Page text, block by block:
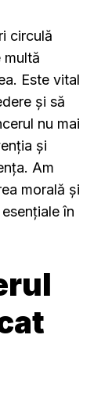
circulă
multă
Este vital
și să
nu mai
și
Am
morală și
în